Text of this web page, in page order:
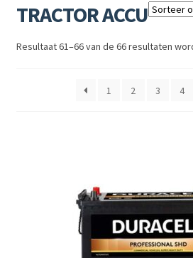
MOTOR
ELEKTR. VOER/VAARTUIGEN
STAND ALONE
TRACTOR ACCU
Resultaat 61–66 van de 66 resultaten
1 2 3 4